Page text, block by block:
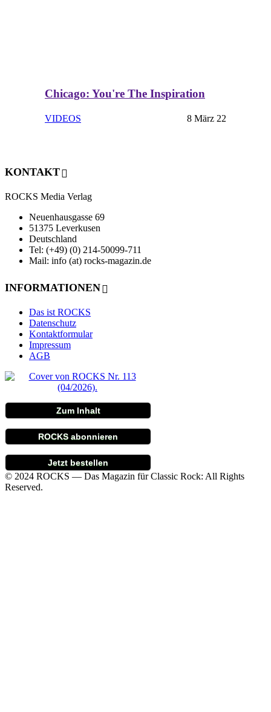
Chicago: You're The Inspiration
VIDEOS 8 März 22
KONTAKT
ROCKS Media Verlag
Neuenhausgasse 69
51375 Leverkusen
Deutschland
Tel: (+49) (0) 214-50099-711
Mail: info (at) rocks-magazin.de
INFORMATIONEN
Das ist ROCKS
Datenschutz
Kontaktformular
Impressum
AGB
Zum Inhalt
ROCKS abonnieren
Jetzt bestellen
© 2024 ROCKS — Das Magazin für Classic Rock: All Rights
Reserved.